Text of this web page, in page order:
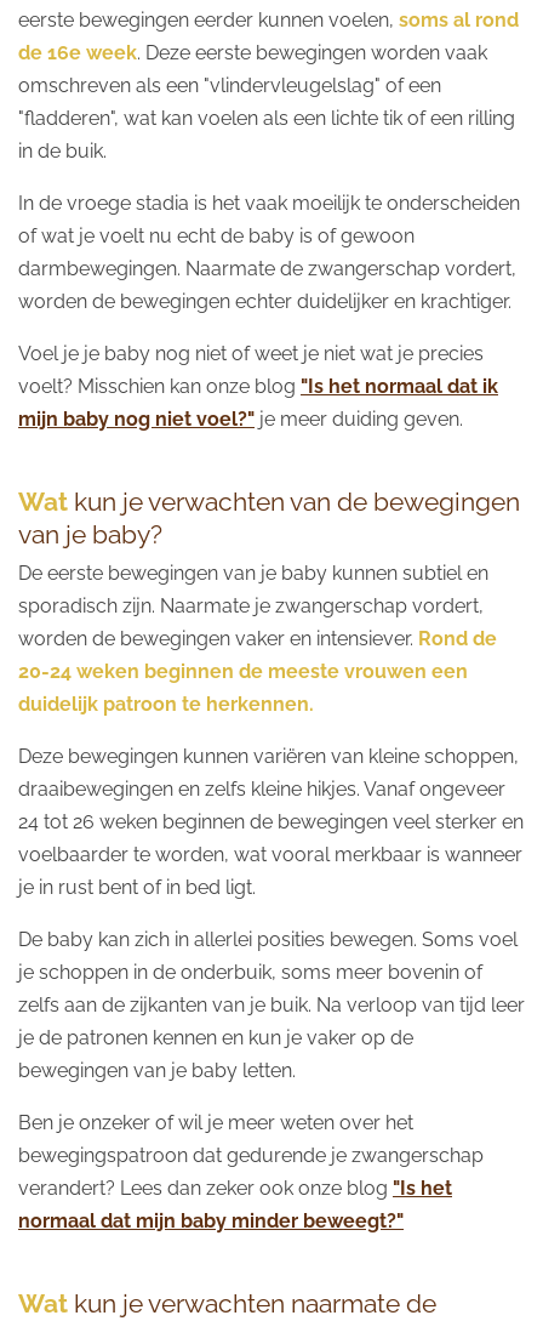
eerste bewegingen eerder kunnen voelen, soms al rond
de 16e week. Deze eerste bewegingen worden vaak
omschreven als een "vlindervleugelslag" of een
"fladderen", wat kan voelen als een lichte tik of een rilling
in de buik.
In de vroege stadia is het vaak moeilijk te onderscheiden
of wat je voelt nu echt de baby is of gewoon
darmbewegingen. Naarmate de zwangerschap vordert,
worden de bewegingen echter duidelijker en krachtiger.
Voel je je baby nog niet of weet je niet wat je precies
voelt? Misschien kan onze blog "Is het normaal dat ik
mijn baby nog niet voel?" je meer duiding geven.
Wat kun je verwachten van de bewegingen
van je baby?
De eerste bewegingen van je baby kunnen subtiel en
sporadisch zijn. Naarmate je zwangerschap vordert,
worden de bewegingen vaker en intensiever. Rond de
20-24 weken beginnen de meeste vrouwen een
duidelijk patroon te herkennen.
Deze bewegingen kunnen variëren van kleine schoppen,
draaibewegingen en zelfs kleine hikjes. Vanaf ongeveer
24 tot 26 weken beginnen de bewegingen veel sterker en
voelbaarder te worden, wat vooral merkbaar is wanneer
je in rust bent of in bed ligt.
De baby kan zich in allerlei posities bewegen. Soms voel
je schoppen in de onderbuik, soms meer bovenin of
zelfs aan de zijkanten van je buik. Na verloop van tijd leer
je de patronen kennen en kun je vaker op de
bewegingen van je baby letten.
Ben je onzeker of wil je meer weten over het
bewegingspatroon dat gedurende je zwangerschap
verandert? Lees dan zeker ook onze blog "Is het
normaal dat mijn baby minder beweegt?"
Wat kun je verwachten naarmate de